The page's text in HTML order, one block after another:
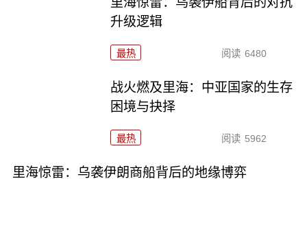
升级逻辑
最热 阅读 6480
战火燃及里海：中亚国家的生存
困境与抉择
最热 阅读 5962
里海惊雷：乌袭伊朗商船背后的地缘博弈